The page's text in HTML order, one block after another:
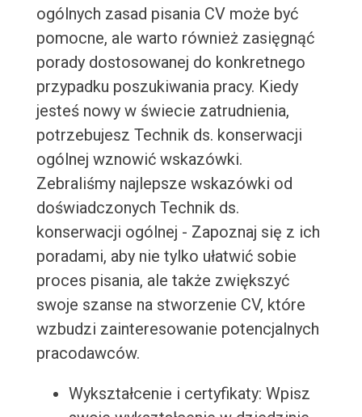
ogólnych zasad pisania CV może być
pomocne, ale warto również zasięgnąć
porady dostosowanej do konkretnego
przypadku poszukiwania pracy. Kiedy
jesteś nowy w świecie zatrudnienia,
potrzebujesz Technik ds. konserwacji
ogólnej wznowić wskazówki.
Zebraliśmy najlepsze wskazówki od
doświadczonych Technik ds.
konserwacji ogólnej - Zapoznaj się z ich
poradami, aby nie tylko ułatwić sobie
proces pisania, ale także zwiększyć
swoje szanse na stworzenie CV, które
wzbudzi zainteresowanie potencjalnych
pracodawców.
Wykształcenie i certyfikaty: Wpisz